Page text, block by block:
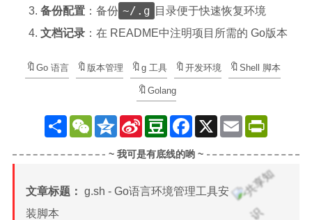
备份配置 ：备份 ~/.g
目录便于快速恢复环境
文档记录 ：在 README中注明项目所需的 Go版本
Go 语言 版本管理 g 工具 开发环境 Shell 脚本
Golang
分
享
W
h
Q
z
n
S
a
i
b
D
o
b
F
e
o
k
X
E
m
i
n
F
文章标题： g.sh - Go语言环境管理工具安
装脚本